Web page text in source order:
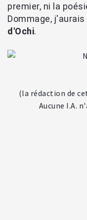
premier, ni la
Dommage,
d'Ochi.
(la rédaction de
Aucune I.A.